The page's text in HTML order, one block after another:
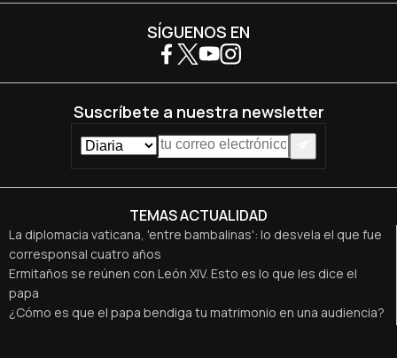
TEMAS ACTUALIDAD
La diplomacia vaticana, 'entre bambalinas': lo desvela el que fue
corresponsal cuatro años
Ermitaños se reúnen con León XIV. Esto es lo que les dice el
papa
¿Cómo es que el papa bendiga tu matrimonio en una audiencia?
SÍGUENOS EN
Suscríbete a nuestra newsletter